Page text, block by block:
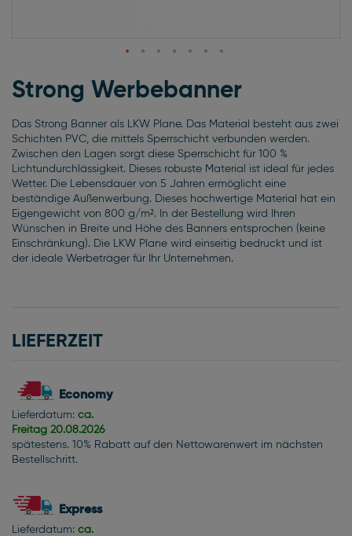
Anfang
der
springen
Strong Werbebanner
Das Strong Banner als LKW Plane. Das Material besteht aus zwei
Schichten PVC, die mittels Sperrschicht verbunden werden.
Zwischen den Lagen sorgt diese Sperrschicht für 100 %
Lichtundurchlässigkeit. Dieses robuste Material ist ideal für jedes
Wetter. Die Lebensdauer von 5 Jahren ermöglicht eine
beständige Außenwerbung. Dieses hochwertige Material hat ein
Eigengewicht von 800 g/m². In der Bestellung wird Ihren
Wünschen in Breite und Höhe des Banners entsprochen (keine
Einschränkung). Die LKW Plane wird einseitig bedruckt und ist
der ideale Werbeträger für Ihr Unternehmen.
LIEFERZEIT
Economy
Lieferdatum: ca.
Freitag 20.08.2026
spätestens. 10% Rabatt auf den Nettowarenwert im nächsten
Bestellschritt.
Express
Lieferdatum: ca.